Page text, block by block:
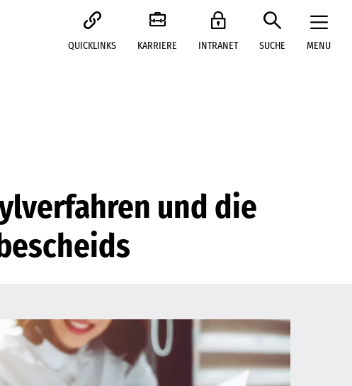
QUICKLINKS KARRIERE INTRANET SUCHE MENU
und die